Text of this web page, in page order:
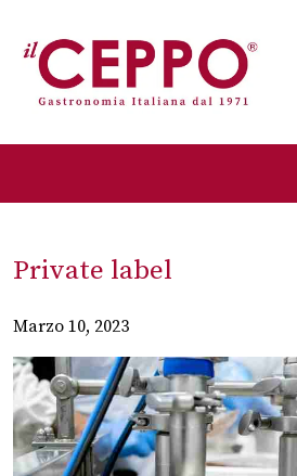
Private label
Marzo 10, 2023